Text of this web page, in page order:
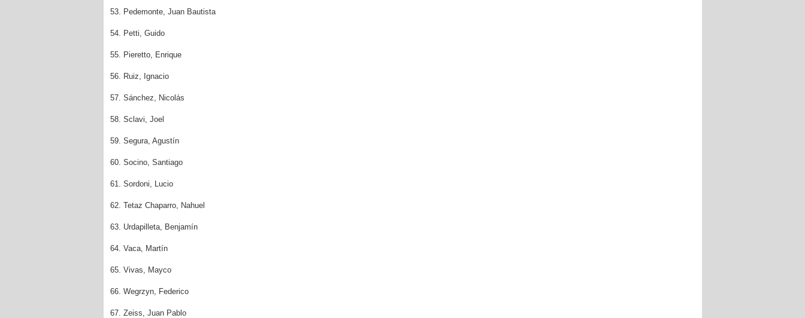
53. Pedemonte, Juan Bautista
54. Petti, Guido
55. Pieretto, Enrique
56. Ruiz, Ignacio
57. Sánchez, Nicolás
58. Sclavi, Joel
59. Segura, Agustín
60. Socino, Santiago
61. Sordoni, Lucio
62. Tetaz Chaparro, Nahuel
63. Urdapilleta, Benjamín
64. Vaca, Martín
65. Vivas, Mayco
66. Wegrzyn, Federico
67. Zeiss, Juan Pablo